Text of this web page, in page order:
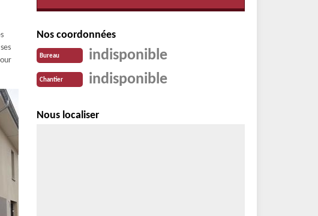
Nos coordonnées
Bureau indisponible
Chantier indisponible
Nous localiser